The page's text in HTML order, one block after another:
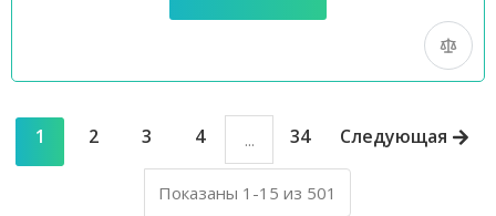
1 2 3 4 ... 34 Следующая
Показаны 1-15 из 501